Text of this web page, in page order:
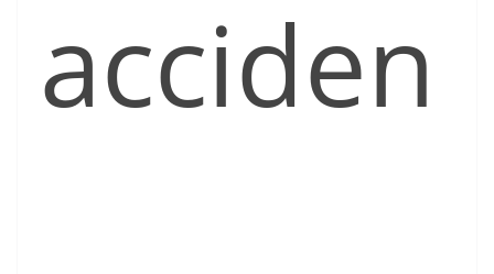
acciden